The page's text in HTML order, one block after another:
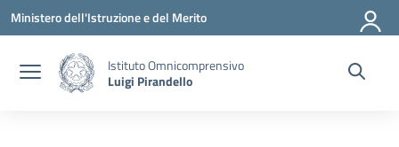
Vai ai contenuti
Vai al menu di navigazione
Vai al footer
Ministero dell'Istruzione e del Merito
Istituto Omnicomprensivo
Luigi Pirandello